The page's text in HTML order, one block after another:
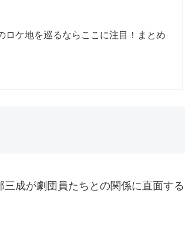
ロケ地を巡るならここに注目！まとめ
成が劇団員たちとの関係に直面する